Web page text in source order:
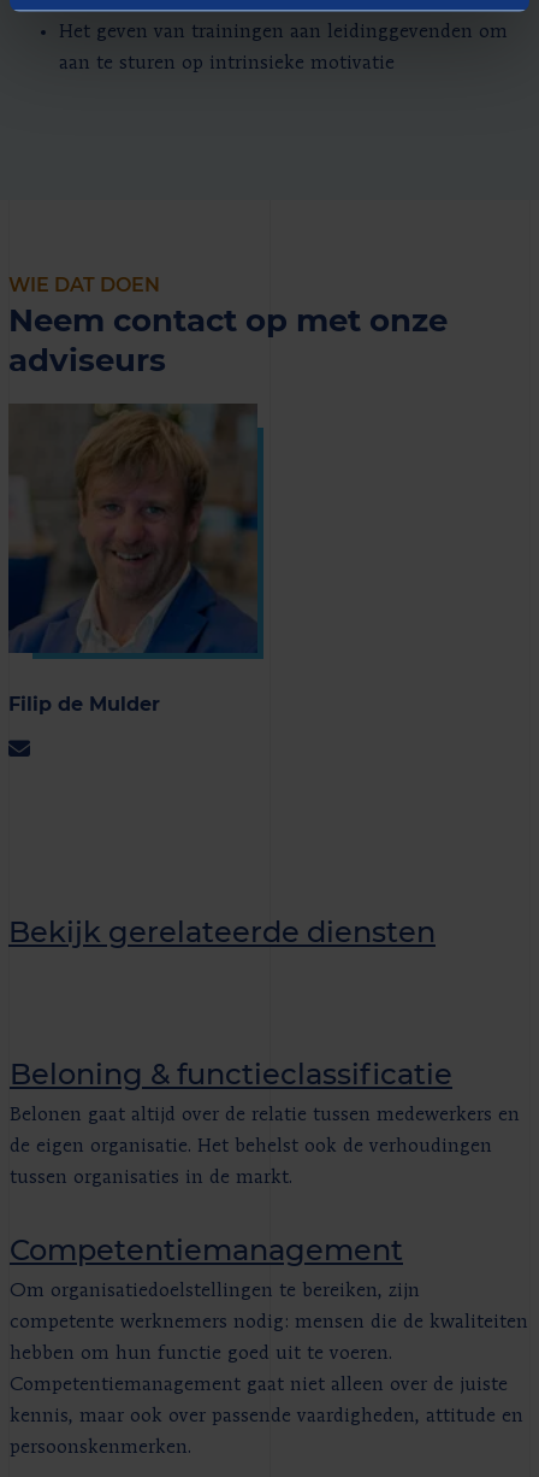
Het geven van trainingen aan leidinggevenden om
aan te sturen op intrinsieke motivatie
WIE DAT DOEN
Neem contact op met onze
adviseurs
Filip de Mulder
Bekijk gerelateerde diensten
Beloning & functieclassificatie
Belonen gaat altijd over de relatie tussen medewerkers en
de eigen organisatie. Het behelst ook de verhoudingen
tussen organisaties in de markt.
Competentiemanagement
Om organisatiedoelstellingen te bereiken, zijn
competente werknemers nodig: mensen die de kwaliteiten
hebben om hun functie goed uit te voeren.
Competentiemanagement gaat niet alleen over de juiste
kennis, maar ook over passende vaardigheden, attitude en
persoonskenmerken.